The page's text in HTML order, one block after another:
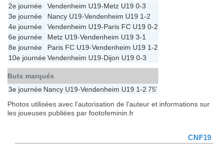
2e journée
Vendenheim U19-Metz U19 0-3
3e journée
Nancy U19-Vendenheim U19 1-2
4e journée
Vendenheim U19-Paris FC U19 0-2
6e journée
Metz U19-Vendenheim U19 3-1
8e journée
Paris FC U19-Vendenheim U19 1-2
10e journéeVendenheim U19-Dijon U19 0-3
Buts marqués
3e journée Nancy U19-Vendenheim U19 1-2 75'
Photos utilisées avec l'autorisation de l'auteur et informations sur
les joueuses publiées par footofeminin.fr
CNF19